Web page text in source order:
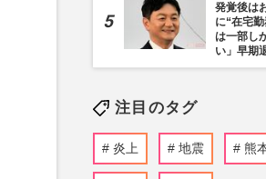
発覚後は
に“在宅
は一部し
い」早期
注目のタグ
炎上 地震 熊